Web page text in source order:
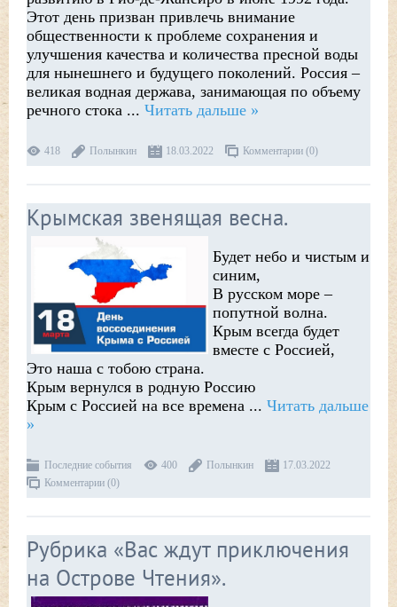
Этот день призван привлечь внимание
общественности к проблеме сохранения и
улучшения качества и количества пресной воды
для нынешнего и будущего поколений. Россия –
великая водная держава, занимающая по объему
речного стока ... Читать дальше »
418 Полынкин 18.03.2022 Комментарии (0)
Крымская звенящая весна.
Будет небо и чистым и
синим,
В русском море –
попутной волна.
Крым всегда будет
вместе с Россией,
Это наша с тобою страна.
Крым вернулся в родную Россию
Крым с Россией на все времена ... Читать дальше
»
Последние события 400 Полынкин
17.03.2022
Комментарии (0)
Рубрика «Вас ждут приключения
на Острове Чтения».